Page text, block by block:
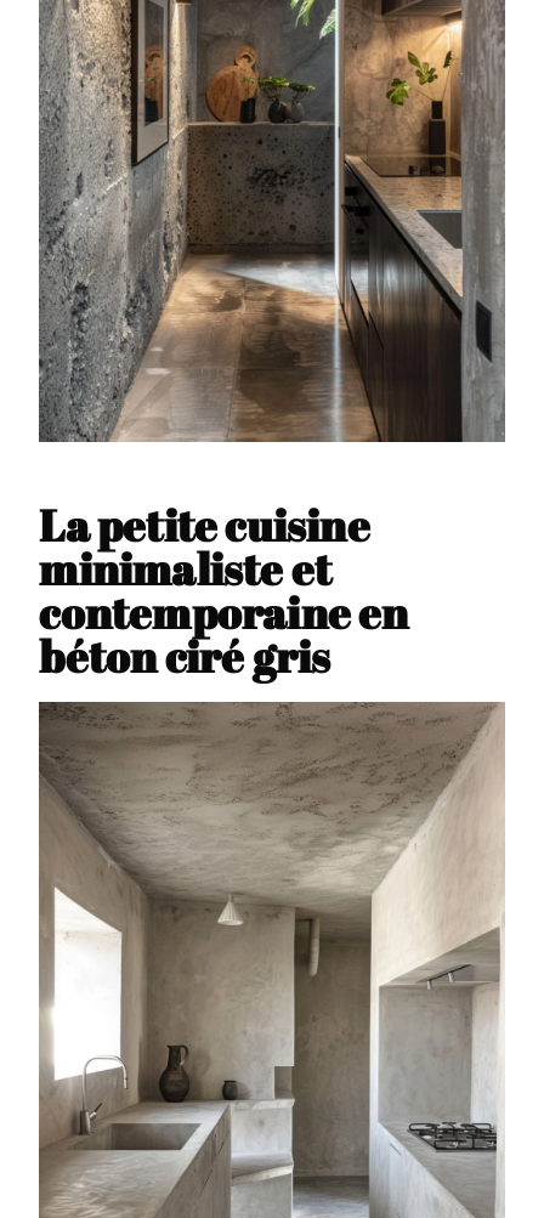
La petite cuisine
minimaliste et
contemporaine en
béton ciré gris